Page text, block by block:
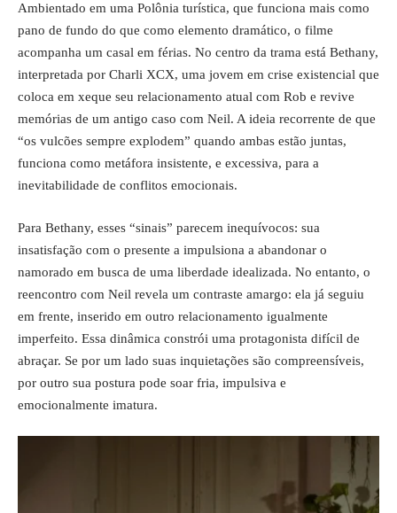
Ambientado em uma Polônia turística, que funciona mais como
pano de fundo do que como elemento dramático, o filme
acompanha um casal em férias. No centro da trama está Bethany,
interpretada por Charli XCX, uma jovem em crise existencial que
coloca em xeque seu relacionamento atual com Rob e revive
memórias de um antigo caso com Neil. A ideia recorrente de que
“os vulcões sempre explodem” quando ambas estão juntas,
funciona como metáfora insistente, e excessiva, para a
inevitabilidade de conflitos emocionais.
Para Bethany, esses “sinais” parecem inequívocos: sua
insatisfação com o presente a impulsiona a abandonar o
namorado em busca de uma liberdade idealizada. No entanto, o
reencontro com Neil revela um contraste amargo: ela já seguiu
em frente, inserido em outro relacionamento igualmente
imperfeito. Essa dinâmica constrói uma protagonista difícil de
abraçar. Se por um lado suas inquietações são compreensíveis,
por outro sua postura pode soar fria, impulsiva e
emocionalmente imatura.